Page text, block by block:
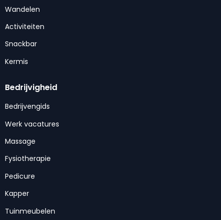
Wandelen
Activiteiten
Snackbar
Kermis
Bedrijvigheid
Bedrijvengids
Werk vacatures
Massage
Fysiotherapie
Pedicure
Kapper
Tuinmeubelen